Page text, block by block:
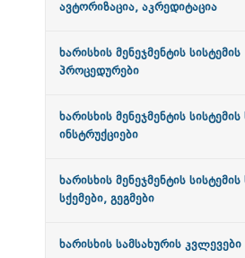
ავტორიზაცია, აკრედიტაცია
ხარისხის მენეჯმენტის სისტემის
პროცედურები
ხარისხის მენეჯმენტის სისტემის
ინსტრუქციები
ხარისხის მენეჯმენტის სისტემის
სქემები, გეგმები
ხარისხის სამსახურის კვლევები